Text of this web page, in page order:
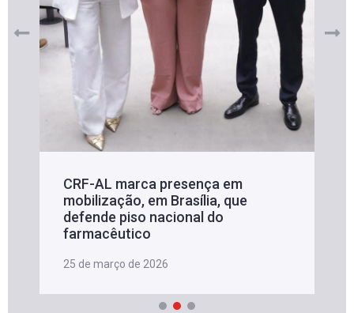
CRF-AL marca presença em
mobilização, em Brasília, que
defende piso nacional do
farmacêutico
25 de março de 2026